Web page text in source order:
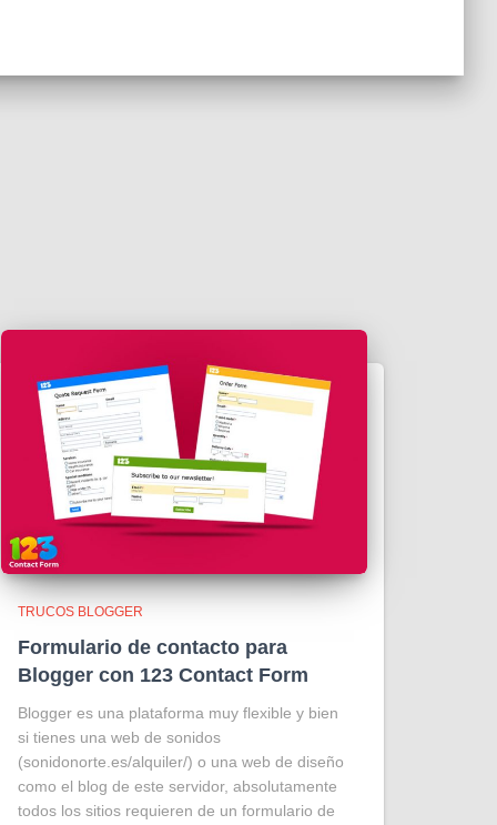
TRUCOS BLOGGER
Formulario de contacto para
Blogger con 123 Contact Form
Blogger es una plataforma muy flexible y bien
si tienes una web de sonidos
(sonidonorte.es/alquiler/) o una web de diseño
como el blog de este servidor, absolutamente
todos los sitios requieren de un formulario de